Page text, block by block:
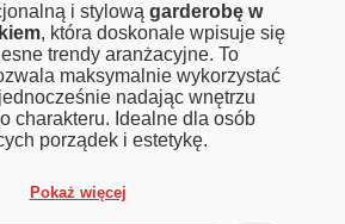
i stylową garderobę w
, która doskonale wpisuje się
trendy aranżacyjne. To
maksymalnie wykorzystać
nadając wnętrzu
charakteru. Idealne dla osób
porządek i estetykę.
Pokaż więcej